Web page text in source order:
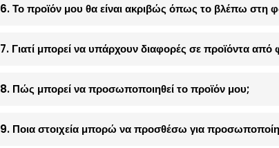
6. Το προϊόν μου θα είναι ακριβώς όπως το βλέπω στη
7. Γιατί μπορεί να υπάρχουν διαφορές σε προϊόντα από
8. Πώς μπορεί να προσωποποιηθεί το προϊόν μου;
9. Ποια στοιχεία μπορώ να προσθέσω για